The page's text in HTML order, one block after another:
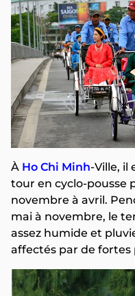
À Ho Chi Minh-Ville, il
tour en cyclo-pousse
novembre à avril.
mai à novembre, le
assez humide et
affectés par de fortes